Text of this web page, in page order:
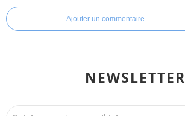
Ajouter un commentaire
NEWSLETTER